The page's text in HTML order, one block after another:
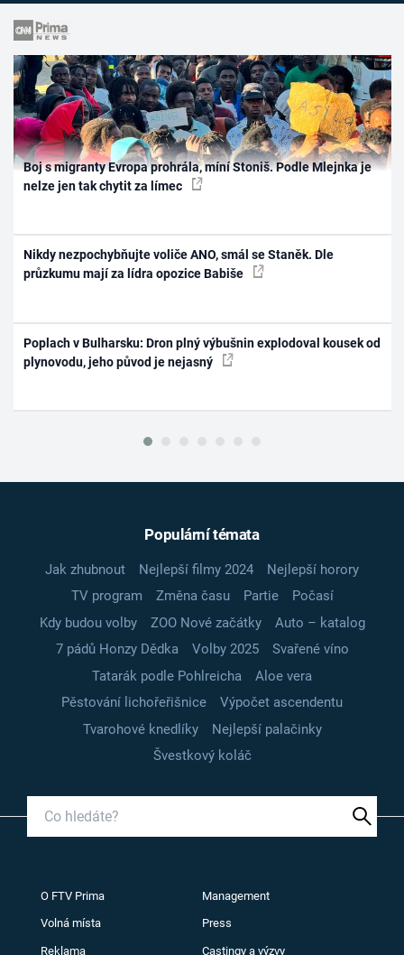
Boj s migranty Evropa prohrála, míní Stoniš. Podle Mlejnka je
nelze jen tak chytit za límec
Nikdy nezpochybňujte voliče ANO, smál se Staněk. Dle
průzkumu mají za lídra opozice Babiše
Poplach v Bulharsku: Dron plný výbušnin explodoval kousek od
plynovodu, jeho původ je nejasný
Populární témata
Jak zhubnout Nejlepší filmy 2024
Nejlepší horory
TV program
Změna času Partie
Počasí
Kdy budou volby
ZOO Nové začátky
Auto – katalog
7 pádů Honzy Dědka
Volby 2025
Svařené víno
Tatarák podle Pohlreicha
Aloe vera
Pěstování lichořeřišnice
Výpočet ascendentu
Tvarohové knedlíky
Nejlepší palačinky
Švestkový koláč
O FTV Prima Management
Volná místa Press
Reklama Castingy a výzvy